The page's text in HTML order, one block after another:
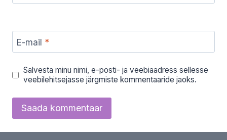
E-mail *
Salvesta minu nimi, e-posti- ja veebiaadress sellesse
veebilehitsejasse järgmiste kommentaaride jaoks.